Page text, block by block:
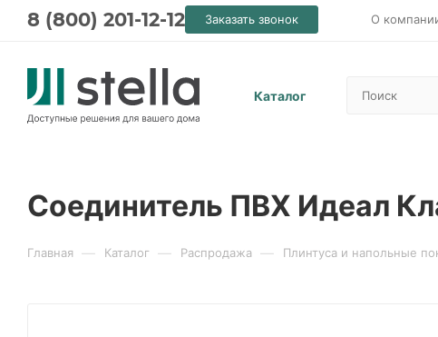
8 (800) 201-12-12 Заказать звонок О
Каталог
Соединитель ПВХ Идеал
Главная — Каталог — Распродажа — Плинтуса и напольные